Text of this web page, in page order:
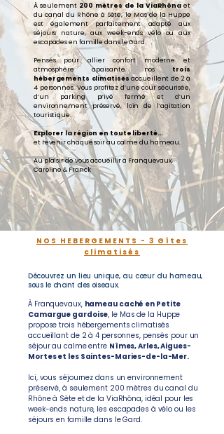
À seulement 200 mètres de la ViaRhônaet
du canal du Rhône à Sète, le Mas de la Huppe
est également parfaitement adapté aux
séjours nature, aux week-ends vélo ou aux
escapades en famille dans le Gard.
Pensés pour allier confort moderne et
atmosphère apaisante, nos trois
hébergements climatisés accueillent de 2 à
4 personnes. Vous profitez d’une cour sécurisée,
d’un parking privé fermé et d’un
environnement préservé, loin de l’agitation
touristique.
Explorer la région en toute liberté…
et revenir chaque soir au calme du hameau.
Au plaisir de vous accueillir à Franquevaux,
Caroline & Franck
NOS HEBERGEMENTS - 3 Gîtes
climatisés
Découvrez un lieu unique, au cœur du hameau,
sous le chant des oiseaux.
À Franquevaux, hameau caché en Petite
Camargue gardoise, le Mas de la Huppe
propose trois hébergements climatisés
accueillant de 2 à 4 personnes, pensés pour un
séjour au calme entre Nîmes, Arles, Aigues-
Mortes et les Saintes-Maries-de-la-Mer.
Ici, vous séjournez dans un environnement
préservé, à seulement 200 mètres du canal du
Rhône à Sète et de la ViaRhôna, idéal pour les
week-ends nature, les escapades à vélo ou les
séjours en famille dans le Gard.